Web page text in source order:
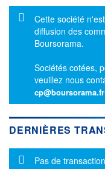
Message
Cette société
diffusion des
Boursorama.
Sociétés cotées,
veuillez nous
cp@boursorama.fr
DERNIÈRES
Message
Pas de